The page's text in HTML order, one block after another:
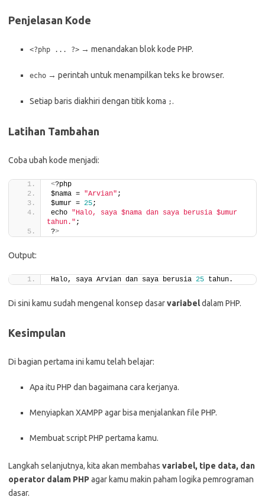
Penjelasan Kode
<?php ... ?> → menandakan blok kode PHP.
echo → perintah untuk menampilkan teks ke browser.
Setiap baris diakhiri dengan titik koma ;.
Latihan Tambahan
Coba ubah kode menjadi:
<?php
$nama = "Arvian" ;
$umur = 25;
echo "Halo, saya $nama dan saya berusia $umur
tahun." ;
?>
Output:
Halo, saya Arvian dan saya berusia 25 tahun.
Di sini kamu sudah mengenal konsep dasarvariabeldalam PHP.
Kesimpulan
Di bagian pertama ini kamu telah belajar:
Apa itu PHP dan bagaimana cara kerjanya.
Menyiapkan XAMPP agar bisa menjalankan file PHP.
Membuat script PHP pertama kamu.
Langkah selanjutnya, kita akan membahas variabel, tipe data, dan
operator dalam PHP agar kamu makin paham logika pemrograman
dasar.